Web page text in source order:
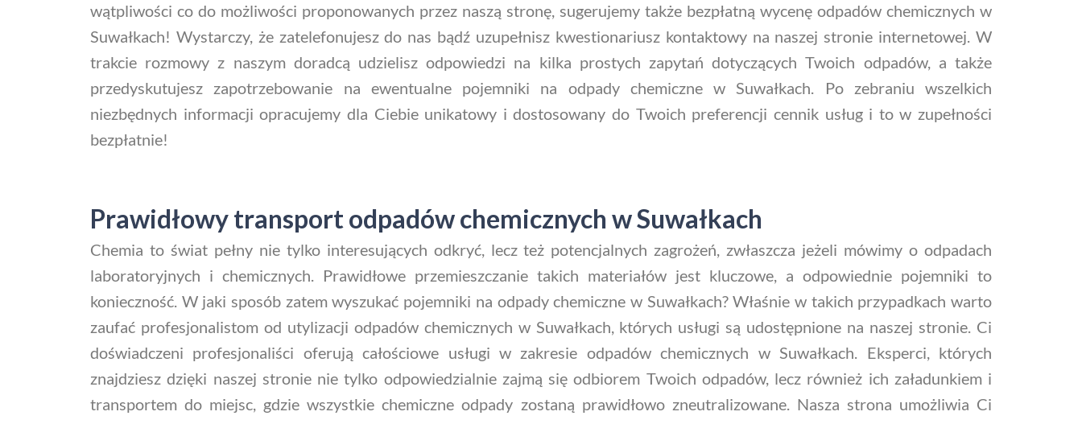
wątpliwości co do możliwości proponowanych przez naszą stronę, sugerujemy także bezpłatną wycenę odpadów chemicznych w
Suwałkach! Wystarczy, że zatelefonujesz do nas bądź uzupełnisz kwestionariusz kontaktowy na naszej stronie internetowej. W
trakcie rozmowy z naszym doradcą udzielisz odpowiedzi na kilka prostych zapytań dotyczących Twoich odpadów, a także
przedyskutujesz zapotrzebowanie na ewentualne pojemniki na odpady chemiczne w Suwałkach. Po zebraniu wszelkich
niezbędnych informacji opracujemy dla Ciebie unikatowy i dostosowany do Twoich preferencji cennik usług i to w zupełności
bezpłatnie!
Prawidłowy transport odpadów chemicznych w Suwałkach
Chemia to świat pełny nie tylko interesujących odkryć, lecz też potencjalnych zagrożeń, zwłaszcza jeżeli mówimy o odpadach
laboratoryjnych i chemicznych. Prawidłowe przemieszczanie takich materiałów jest kluczowe, a odpowiednie pojemniki to
konieczność. W jaki sposób zatem wyszukać pojemniki na odpady chemiczne w Suwałkach? Właśnie w takich przypadkach warto
zaufać profesjonalistom od utylizacji odpadów chemicznych w Suwałkach, których usługi są udostępnione na naszej stronie. Ci
doświadczeni profesjonaliści oferują całościowe usługi w zakresie odpadów chemicznych w Suwałkach. Eksperci, których
znajdziesz dzięki naszej stronie nie tylko odpowiedzialnie zajmą się odbiorem Twoich odpadów, lecz również ich załadunkiem i
transportem do miejsc, gdzie wszystkie chemiczne odpady zostaną prawidłowo zneutralizowane. Nasza strona umożliwia Ci